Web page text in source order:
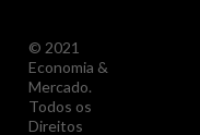
© 2021
Economia &
Mercado.
Todos os
Direitos